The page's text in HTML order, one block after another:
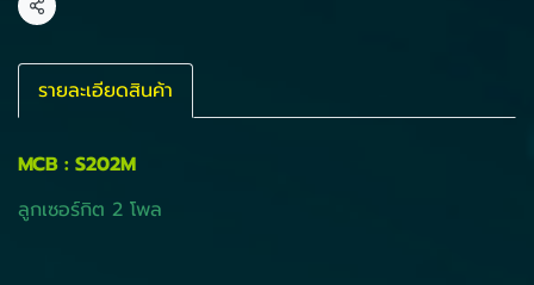
แชร์
รายละเอียดสินค้า
MCB : S202M
ลูกเซอร์กิต 2 โพล